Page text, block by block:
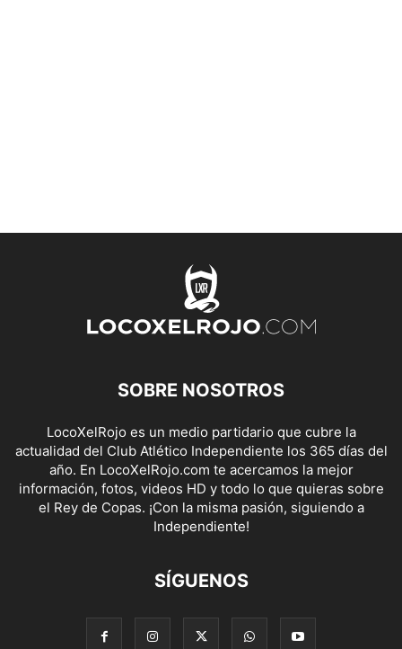
SOBRE NOSOTROS
LocoXelRojo es un medio partidario que cubre la
actualidad del Club Atlético Independiente los 365 días del
año. En LocoXelRojo.com te acercamos la mejor
información, fotos, videos HD y todo lo que quieras sobre
el Rey de Copas. ¡Con la misma pasión, siguiendo a
Independiente!
SÍGUENOS